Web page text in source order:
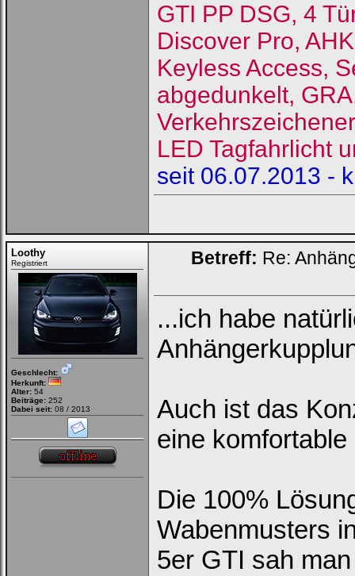
GTI PP DSG, 4
Discover Pro,
Keyless Access,
abgedunkelt,
LED Tagfahrlicht
seit 06.07.2013 -
Loothy
Registriert
Geschlecht:
Herkunft:
Alter: 54
Beiträge: 252
Dabei seit: 08 / 2013
Betreff: Re:
...ich habe
Auch ist das
eine
Die 100%
Wabenmusters
5er GTI sah